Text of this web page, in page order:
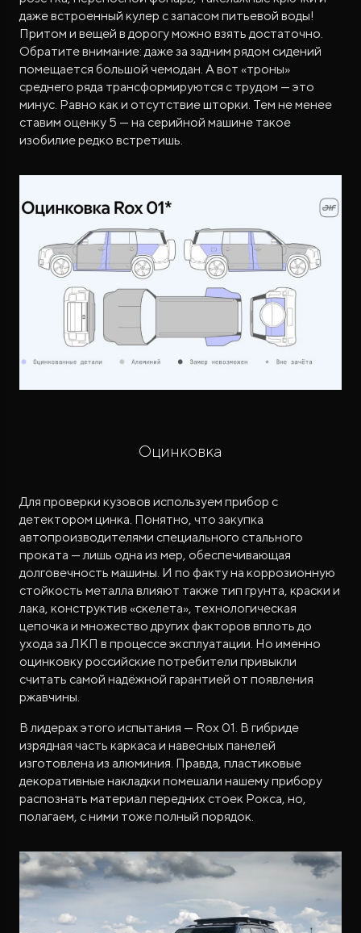
даже встроенный кулер с запасом питьевой воды!
Притом и вещей в дорогу можно взять достаточно.
Обратите внимание: даже за задним рядом сидений
помещается большой чемодан. А вот «троны»
среднего ряда трансформируются с трудом — это
минус. Равно как и отсутствие шторки. Тем не менее
ставим оценку 5 — на серийной машине такое
изобилие редко встретишь.
Оцинковка
Для проверки кузовов используем прибор с
детектором цинка. Понятно, что закупка
автопроизводителями специального стального
проката — лишь одна из мер, обеспечивающая
долговечность машины. И по факту на коррозионную
стойкость металла влияют также тип грунта, краски и
лака, конструктив «скелета», технологическая
цепочка и множество других факторов вплоть до
ухода за ЛКП в процессе эксплуатации. Но именно
оцинковку российские потребители привыкли
считать самой надёжной гарантией от появления
ржавчины.
В лидерах этого испытания — Rox 01. В гибриде
изрядная часть каркаса и навесных панелей
изготовлена из алюминия. Правда, пластиковые
декоративные накладки помешали нашему прибору
распознать материал передних стоек Рокса, но,
полагаем, с ними тоже полный порядок.